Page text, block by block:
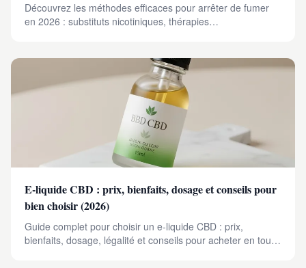
Découvrez les méthodes efficaces pour arrêter de fumer
en 2026 : substituts nicotiniques, thérapies
E-liquide CBD : prix, bienfaits, dosage et conseils pour
bien choisir (2026)
Guide complet pour choisir un e-liquide CBD : prix,
bienfaits, dosage, légalité et conseils pour acheter en toute